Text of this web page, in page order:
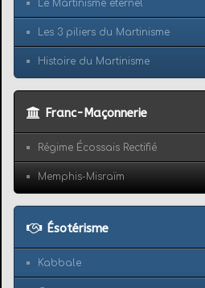
Le Martinisme éternel
Les 3 piliers du Martinisme
Histoire du Martinisme
Franc-Maçonnerie
Régime Écossais Rectifié
Memphis-Misraïm
Ésotérisme
Kabbale